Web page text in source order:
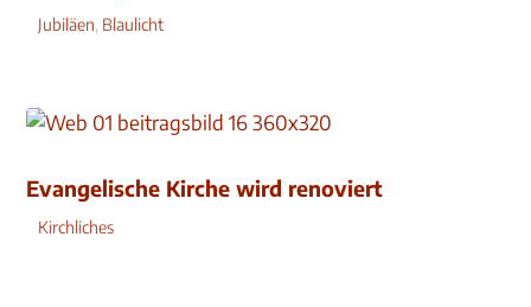
Jubiläen, Blaulicht
Evangelische Kirche wird renoviert
Kirchliches